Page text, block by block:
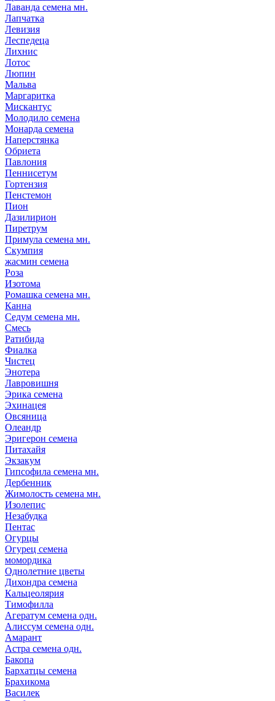
Лаванда семена мн.
Лапчатка
Левизия
Леспедеца
Лихнис
Лотос
Люпин
Мальва
Маргаритка
Мискантус
Молодило семена
Монарда семена
Наперстянка
Обриета
Павлония
Пеннисетум
Гортензия
Пенстемон
Пион
Дазилирион
Пиретрум
Примула семена мн.
Скумпия
жасмин семена
Роза
Изотома
Ромашка семена мн.
Канна
Седум семена мн.
Смесь
Ратибида
Фиалка
Чистец
Энотера
Лавровишня
Эрика семена
Эхинацея
Овсяница
Олеандр
Эригерон семена
Питахайя
Экзакум
Гипсофила семена мн.
Дербенник
Жимолость семена мн.
Изолепис
Незабудка
Пентас
Огурцы
Огурец семена
момордика
Однолетние цветы
Дихондра семена
Кальцеолярия
Тимофилла
Агератум семена одн.
Алиссум семена одн.
Амарант
Астра семена одн.
Бакопа
Бархатцы семена
Брахикома
Василек